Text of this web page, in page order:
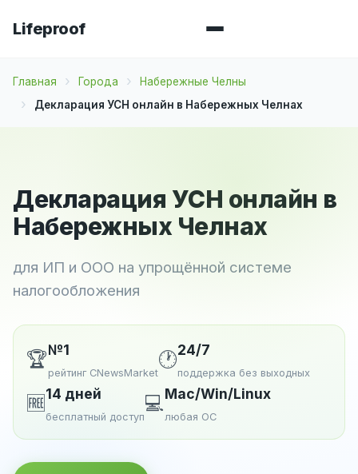
Lifeproof
Главная Города
Набережные Челны
Декларация УСН онлайн в Набережных Челнах
Декларация УСН онлайн в
Набережных Челнах
для ИП и ООО на упрощённой системе
налогообложения
🏆№1
рейтинг CNewsMarket
🕐24/7
поддержка без выходных
🆓14 дней
бесплатный доступ
💻Mac/Win/Linux
любая ОС